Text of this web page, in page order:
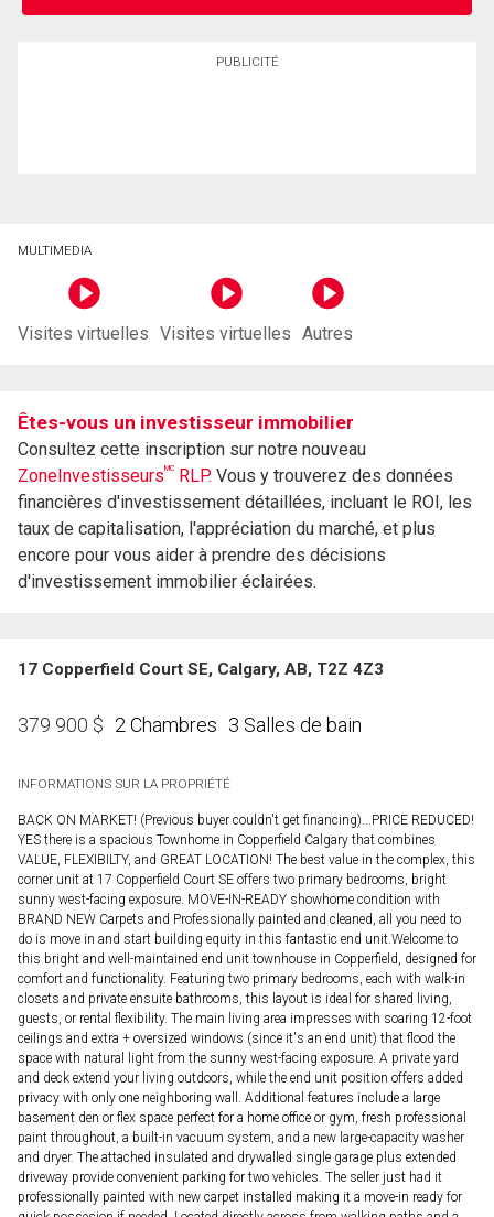
PUBLICITÉ
MULTIMEDIA
Visites virtuelles Visites virtuelles Autres
Êtes-vous un investisseur immobilier
Consultez cette inscription sur notre nouveau
ZoneInvestisseursMC RLP. Vous y trouverez des données
financières d'investissement détaillées, incluant le ROI, les
taux de capitalisation, l'appréciation du marché, et plus
encore pour vous aider à prendre des décisions
d'investissement immobilier éclairées.
17 Copperfield Court SE, Calgary, AB, T2Z 4Z3
379 900 $ 2 Chambres 3 Salles de bain
INFORMATIONS SUR LA PROPRIÉTÉ
BACK ON MARKET! (Previous buyer couldn't get financing)...PRICE REDUCED!
YES there is a spacious Townhome in Copperfield Calgary that combines
VALUE, FLEXIBILTY, and GREAT LOCATION! The best value in the complex, this
corner unit at 17 Copperfield Court SE offers two primary bedrooms, bright
sunny west-facing exposure. MOVE-IN-READY showhome condition with
BRAND NEW Carpets and Professionally painted and cleaned, all you need to
do is move in and start building equity in this fantastic end unit.Welcome to
this bright and well-maintained end unit townhouse in Copperfield, designed for
comfort and functionality. Featuring two primary bedrooms, each with walk-in
closets and private ensuite bathrooms, this layout is ideal for shared living,
guests, or rental flexibility. The main living area impresses with soaring 12-foot
ceilings and extra + oversized windows (since it's an end unit) that flood the
space with natural light from the sunny west-facing exposure. A private yard
and deck extend your living outdoors, while the end unit position offers added
privacy with only one neighboring wall. Additional features include a large
basement den or flex space perfect for a home office or gym, fresh professional
paint throughout, a built-in vacuum system, and a new large-capacity washer
and dryer. The attached insulated and drywalled single garage plus extended
driveway provide convenient parking for two vehicles. The seller just had it
professionally painted with new carpet installed making it a move-in ready for